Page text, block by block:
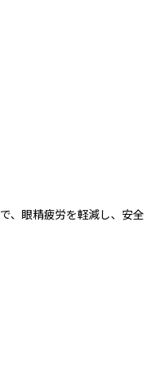
、眼精疲労を軽減し、安全